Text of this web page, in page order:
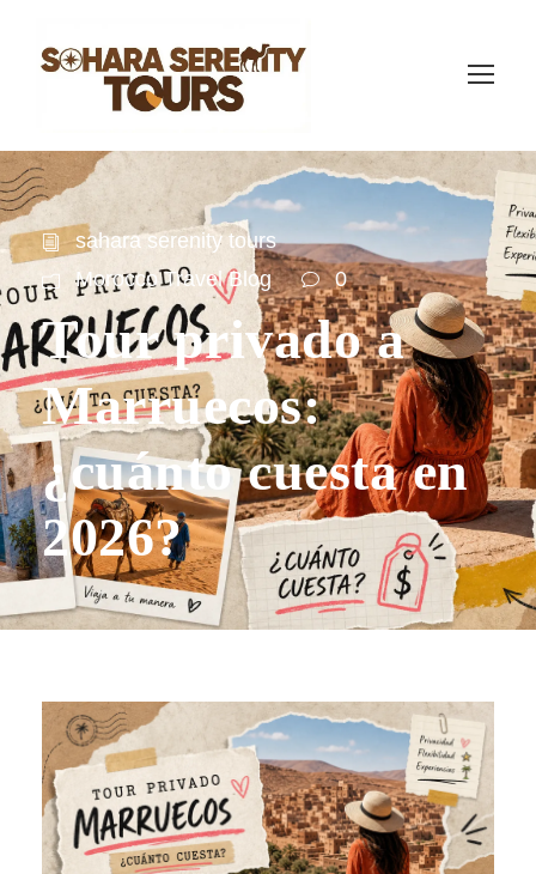
sahara serenity tours
Morocco Travel Blog
0
Tour privado a
Marruecos:
¿cuánto cuesta en
2026?